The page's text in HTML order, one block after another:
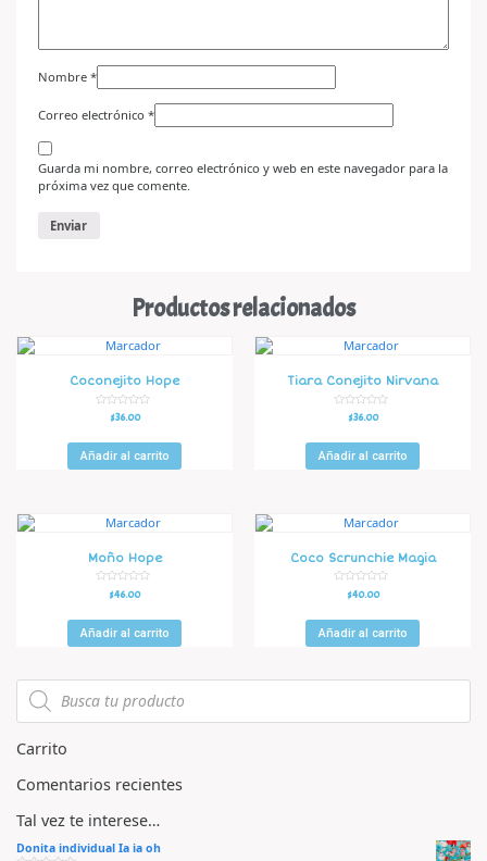
Nombre *
Correo electrónico *
Guarda mi nombre, correo electrónico y web en este navegador para la
próxima vez que comente.
Productos relacionados
Coconejito Hope
o
r
a
d
$36.00
Añadir al carrito
Tiara Conejito Nirvana
o
r
a
d
$36.00
Añadir al carrito
Moño Hope
o
r
a
d
n
d
e
$46.00
Añadir al carrito
Coco Scrunchie Magia
o
r
a
d
n
$40.00
Añadir al carrito
Carrito
Comentarios recientes
Tal vez te interese…
Donita individual Ia ia oh